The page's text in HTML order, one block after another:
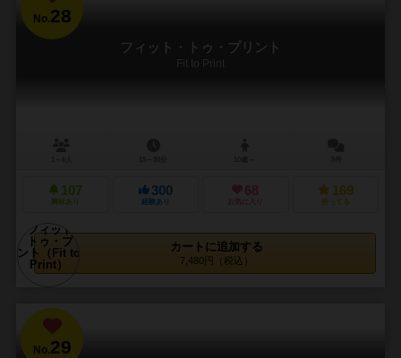
No.28
フィット・トゥ・プリント
Fit to Print
107
興味あり
300
経験あり
68
お気に入り
169
持ってる
カートに追加する
7,480円（税込）
No.29